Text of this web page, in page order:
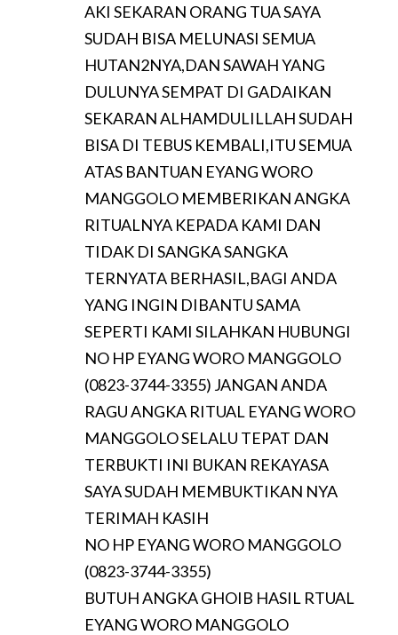
AKI SEKARAN ORANG TUA SAYA
SUDAH BISA MELUNASI SEMUA
HUTAN2NYA,DAN SAWAH YANG
DULUNYA SEMPAT DI GADAIKAN
SEKARAN ALHAMDULILLAH SUDAH
BISA DI TEBUS KEMBALI,ITU SEMUA
ATAS BANTUAN EYANG WORO
MANGGOLO MEMBERIKAN ANGKA
RITUALNYA KEPADA KAMI DAN
TIDAK DI SANGKA SANGKA
TERNYATA BERHASIL,BAGI ANDA
YANG INGIN DIBANTU SAMA
SEPERTI KAMI SILAHKAN HUBUNGI
NO HP EYANG WORO MANGGOLO
(0823-3744-3355) JANGAN ANDA
RAGU ANGKA RITUAL EYANG WORO
MANGGOLO SELALU TEPAT DAN
TERBUKTI INI BUKAN REKAYASA
SAYA SUDAH MEMBUKTIKAN NYA
TERIMAH KASIH
NO HP EYANG WORO MANGGOLO
(0823-3744-3355)
BUTUH ANGKA GHOIB HASIL RTUAL
EYANG WORO MANGGOLO